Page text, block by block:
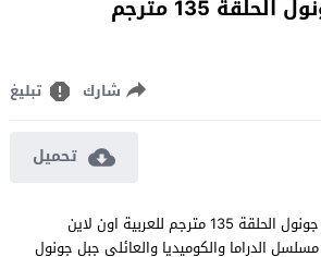
135 مترجم
شارك تبليغ
تحميل
مشاهدة مسلسل جبل جونول الحلقة 135 مترجم للعربية اون لاين
جودة عالية FULL HD مسلسل الدراما والكوميديا والعائلي جبل جونول